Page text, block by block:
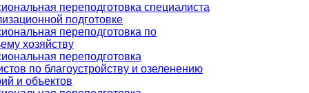
переподготовка специалиста
подготовке
переподготовка по
хозяйству
переподготовка
по благоустройству и озеленению
и объектов